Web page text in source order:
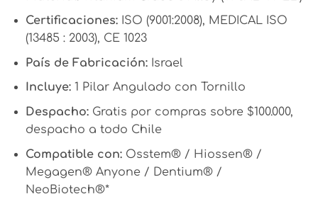
Certificaciones:ISO (9001:2008), MEDICAL ISO
(13485 : 2003), CE 1023
País de Fabricación:Israel
Incluye:1 Pilar Angulado con Tornillo
Despacho:Gratis por compras sobre $100.000,
despacho a todo Chile
Compatible con:Osstem® / Hiossen® /
Megagen® Anyone / Dentium® /
NeoBiotech®*